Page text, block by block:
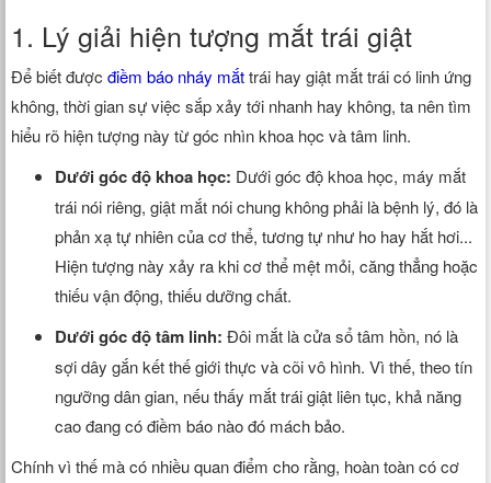
1. Lý giải hiện tượng mắt trái giật
Để biết được điềm báo nháy mắttrái hay giật mắt trái có linh ứng
không, thời gian sự việc sắp xảy tới nhanh hay không, ta nên tìm
hiểu rõ hiện tượng này từ góc nhìn khoa học và tâm linh.
Dưới góc độ khoa học: Dưới góc độ khoa học, máy mắt
trái nói riêng, giật mắt nói chung không phải là bệnh lý, đó là
phản xạ tự nhiên của cơ thể, tương tự như ho hay hắt hơi...
Hiện tượng này xảy ra khi cơ thể mệt mỏi, căng thẳng hoặc
thiếu vận động, thiếu dưỡng chất.
Dưới góc độ tâm linh: Đôi mắt là cửa sổ tâm hồn, nó là
sợi dây gắn kết thế giới thực và cõi vô hình. Vì thế, theo tín
ngưỡng dân gian, nếu thấy mắt trái giật liên tục, khả năng
cao đang có điềm báo nào đó mách bảo.
Chính vì thế mà có nhiều quan điểm cho rằng, hoàn toàn có cơ